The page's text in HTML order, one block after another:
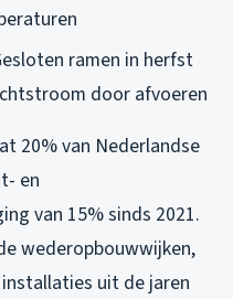
ramen in herfst
door afvoeren
20% van Nederlandse
en
van 15% sinds 2021.
wederopbouwwijken,
uit de jaren